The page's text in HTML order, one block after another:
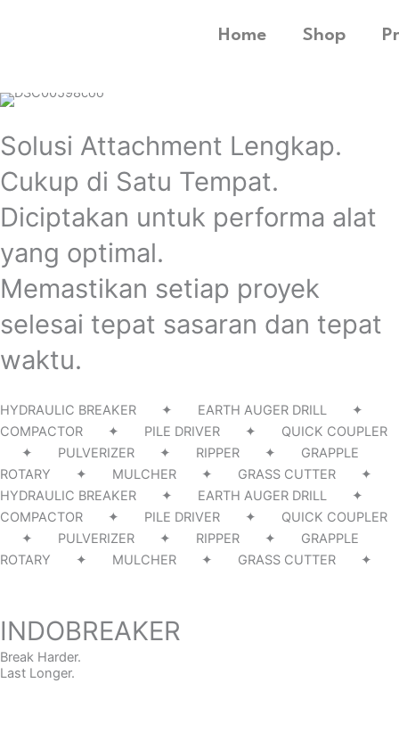
Home Shop
Solusi Attachment Lengkap.
Cukup di Satu Tempat.
Diciptakan untuk performa alat
yang optimal.
Memastikan setiap proyek
selesai tepat sasaran dan tepat
waktu.
HYDRAULIC BREAKER ✦ EARTH AUGER DRILL ✦
COMPACTOR ✦ PILE DRIVER ✦ QUICK COUPLER
✦ PULVERIZER ✦ RIPPER ✦ GRAPPLE
ROTARY ✦ MULCHER ✦ GRASS CUTTER ✦
HYDRAULIC BREAKER ✦ EARTH AUGER DRILL ✦
COMPACTOR ✦ PILE DRIVER ✦ QUICK COUPLER
✦ PULVERIZER ✦ RIPPER ✦ GRAPPLE
ROTARY ✦ MULCHER ✦ GRASS CUTTER ✦
INDOBREAKER
Break Harder.
Last Longer.